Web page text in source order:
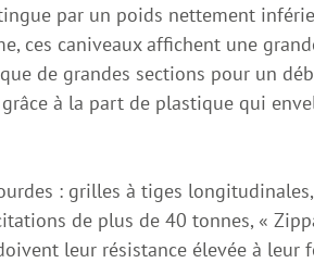
par un poids nettement
caniveaux affichent une
de grandes sections pour un
à la part de plastique qui
: grilles à tiges
de plus de 40 tonnes, «
leur résistance élevée à